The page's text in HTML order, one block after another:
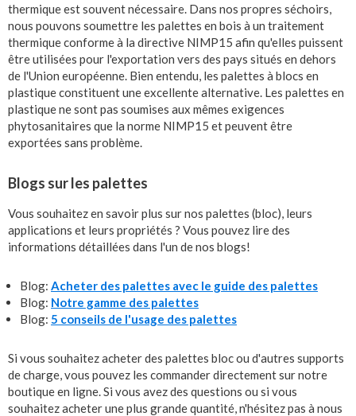
thermique est souvent nécessaire. Dans nos propres séchoirs,
nous pouvons soumettre les palettes en bois à un traitement
thermique conforme à la directive NIMP15 afin qu'elles puissent
être utilisées pour l'exportation vers des pays situés en dehors
de l'Union européenne. Bien entendu, les palettes à blocs en
plastique constituent une excellente alternative. Les palettes en
plastique ne sont pas soumises aux mêmes exigences
phytosanitaires que la norme NIMP15 et peuvent être
exportées sans problème.
Blogs sur les palettes
Vous souhaitez en savoir plus sur nos palettes (bloc), leurs
applications et leurs propriétés ? Vous pouvez lire des
informations détaillées dans l'un de nos blogs!
Blog: Acheter des palettes avec le guide des palettes
Blog: Notre gamme des palettes
Blog: 5 conseils de l'usage des palettes
Si vous souhaitez acheter des palettes bloc ou d'autres supports
de charge, vous pouvez les commander directement sur notre
boutique en ligne. Si vous avez des questions ou si vous
souhaitez acheter une plus grande quantité, n'hésitez pas à nous